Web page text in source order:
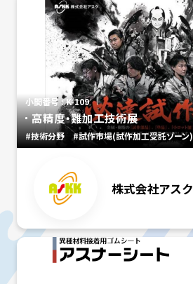
小間番号 : K-109
高精度・難加工技術展
#技術分野 #試作市場(試作加工受託ゾーン)
株式会社アスク